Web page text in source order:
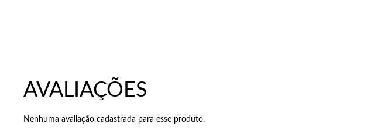
Nenhuma avaliação cadastrada para esse produto.